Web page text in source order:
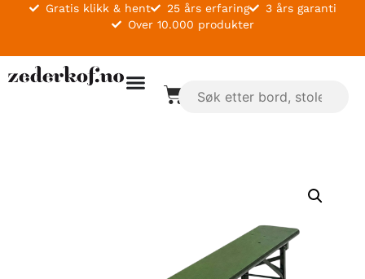
Gratis klikk & hent 25 års erfaring
3 års garanti
Over 10.000 produkter